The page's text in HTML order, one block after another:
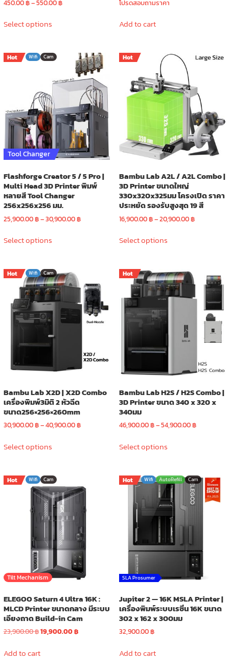
450.00฿–550.00฿Price
Select optionsproduct
variants.
options
may
be
chosen
on
the
product
page
โปรดสอบถามราคา
Add to cart
Hot Wifi Cam
Tool Changer
Flashforge Creator 5 / 5 Pro |
Multi Head 3D Printer พิมพ์
หลายสี Tool Changer
256x256x256 มม.
25,900.00฿–30,900.00฿Price
Select optionsproduct
variants.
The
options
may
chosen
product
Hot
Bambu Lab A2L / A2L Combo |
3D Printer ขนาดใหญ่
330x320x325มม โครงเปิด ราคา
ประหยัด รองรับสูงสุด 19 สี
16,900.00฿–20,900.00฿Price
Select optionsproduct
variants.
The
options
chosen
on
product
page
Hot Wifi Cam
Bambu Lab X2D | X2D Combo
เครื่องพิมพ์3มิติ 2 หัวฉีด
ขนาด256×256×260mm
30,900.00฿–40,900.00฿Price
Select optionsproduct
variants.
The
options
may
be
chosen
on
the
product
Hot
Bambu Lab H2S / H2S Combo |
3D Printer ขนาด 340 x 320 x
340มม
46,900.00฿–54,900.00฿Price
Select optionsproduct
variants.
The
options
may
be
chosen
on
product
Hot Wifi Cam
Tilt Mechanism
ELEGOO Saturn 4 Ultra 16K :
MLCD Printer ขนาดกลาง มีระบบ
เอียงถาด Build-in Cam
23,900.00฿Original
was:
19,900.00฿Current
Add to cart
Hot Wifi AutoRefill Cam
SLA Prosumer
Jupiter 2 — 16K MSLA Printer |
เครื่องพิมพ์ระบบเรซิ่น 16K ขนาด
302 x 162 x 300มม
32,900.00฿
Add to cart